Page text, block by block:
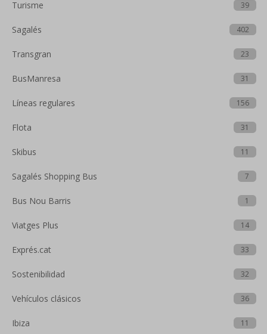
Turisme 39
Sagalés 402
Transgran 23
BusManresa 31
Líneas regulares 156
Flota 31
Skibus 11
Sagalés Shopping Bus 7
Bus Nou Barris 1
Viatges Plus 14
Exprés.cat 33
Sostenibilidad 32
Vehículos clásicos 36
Ibiza 11